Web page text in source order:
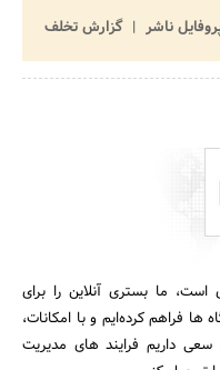
ناشر
گزارش تخلف
ما بستری آنلاین را برای
فراهم کرده‌ایم و با امکانات،
داریم فرایند های مدیریت